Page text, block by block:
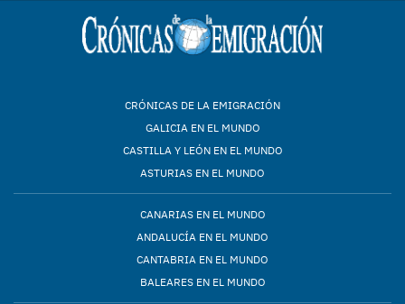
CRÓNICAS DE LA EMIGRACIÓN
GALICIA EN EL MUNDO
CASTILLA Y LEÓN EN EL MUNDO
ASTURIAS EN EL MUNDO
CANARIAS EN EL MUNDO
ANDALUCÍA EN EL MUNDO
CANTABRIA EN EL MUNDO
BALEARES EN EL MUNDO